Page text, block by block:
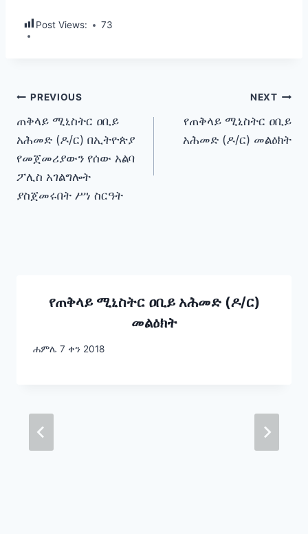
Post Views: 73
Post
navigation
PREVIOUS
ጠቅላይ ሚኒስትር ዐቢይ
አሕመድ (ዶ/ር) በኢትዮጵያ
የመጀመሪያውን የሰው አልባ
ፖሊስ አገልግሎት
ያስጀመሩበት ሥነ ስርዓት
NEXT
የጠቅላይ ሚኒስትር ዐቢይ
አሕመድ (ዶ/ር) መልዕክት
የጠቅላይ ሚኒስትር ዐቢይ አሕመድ (ዶ/ር)
መልዕክት
ሐምሌ 7 ቀን 2018